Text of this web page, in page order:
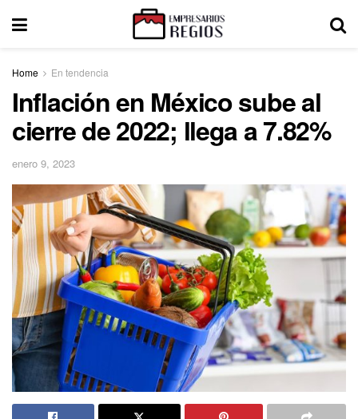
Home En tendencia
Inflación en México sube al
cierre de 2022; llega a 7.82%
enero 9, 2023